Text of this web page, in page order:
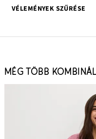
VÉLEMÉNYEK SZŰRÉSE
MÉG TÖBB